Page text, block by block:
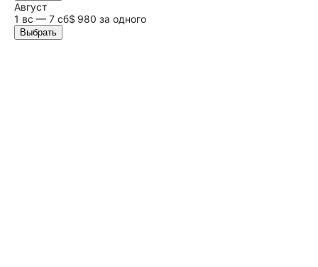
Август
1 вс — 7 сб$ 980 за одного
Выбрать